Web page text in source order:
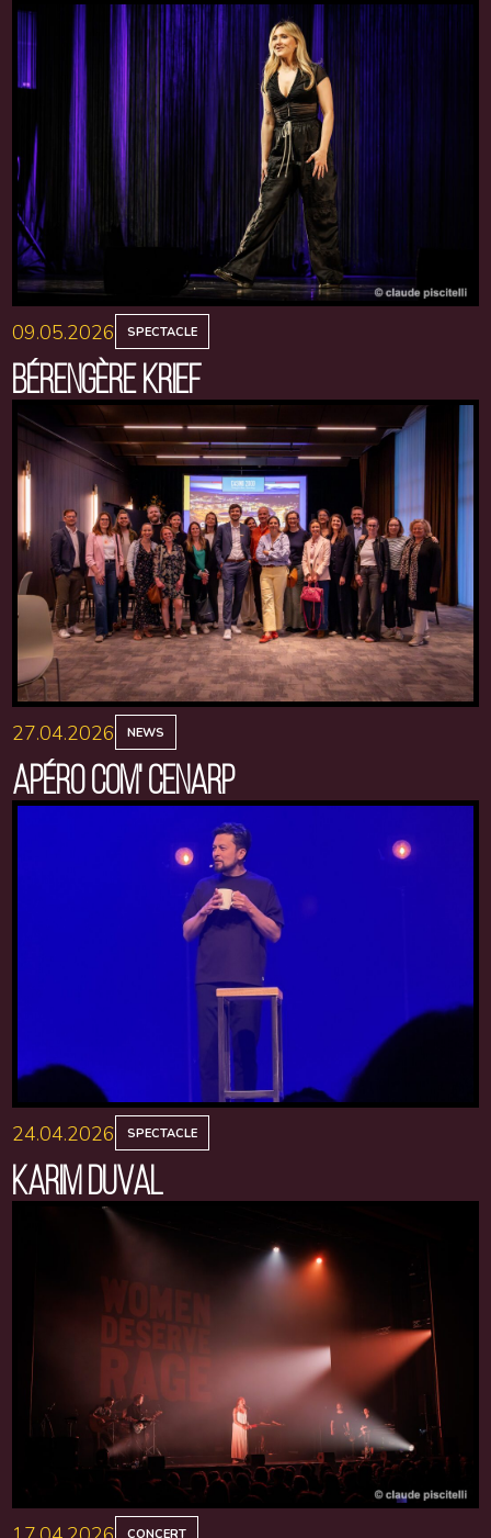
09.05.2026 SPECTACLE
BÉRENGÈRE KRIEF
27.04.2026 NEWS
APÉRO COM' CENARP
24.04.2026 SPECTACLE
KARIM DUVAL
CONCERT